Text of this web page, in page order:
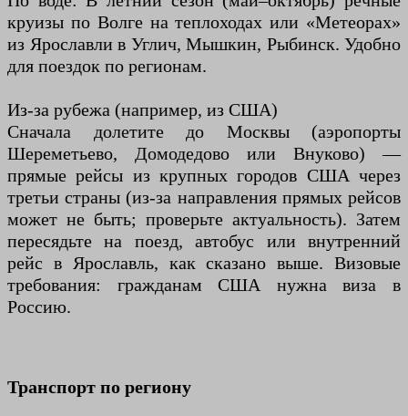
круизы по Волге на теплоходах или «Метеорах»
из Ярославли в Углич, Мышкин, Рыбинск. Удобно
для поездок по регионам.
Из-за рубежа (например, из США)
Сначала долетите до Москвы (аэропорты
Шереметьево, Домодедово или Внуково) —
прямые рейсы из крупных городов США через
третьи страны (из-за направления прямых рейсов
может не быть; проверьте актуальность). Затем
пересядьте на поезд, автобус или внутренний
рейс в Ярославль, как сказано выше. Визовые
требования: гражданам США нужна виза в
Россию.
Транспорт по региону